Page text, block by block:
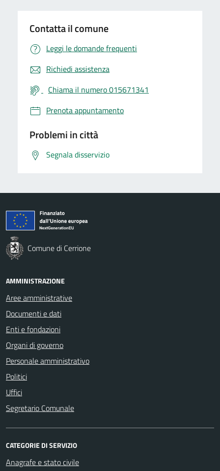
Contatta il comune
Leggi le domande frequenti
Richiedi assistenza
Chiama il numero 015671341
Prenota appuntamento
Problemi in città
Segnala disservizio
Comune di Cerrione
AMMINISTRAZIONE
Aree amministrative
Documenti e dati
Enti e fondazioni
Organi di governo
Personale amministrativo
Politici
Uffici
Segretario Comunale
CATEGORIE DI SERVIZIO
Anagrafe e stato civile